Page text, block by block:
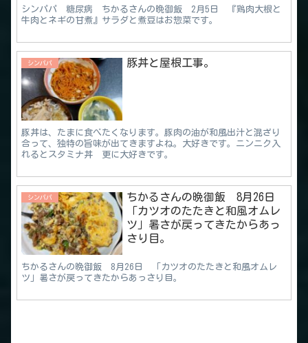
シンパパ 糖尿病 ちかるさんの晩御飯 2月5日 『鶏肉大根と
牛肉とネギの甘煮』サラダと煮豆はお惣菜です。
シンパパ 豚丼と屋根工事。
豚丼は、たまに食べたくなります。豚肉の油が和風出汁と混ざり
合って、独特の旨味が出てきますよね。大好きです。ニンニク入
れるとスタミナ丼 更に大好きです。
シンパパ
ちかるさんの晩御飯 8月26日
「カツオのたたきと和風オムレ
ツ」暑さが戻ってきたからあっ
さり目。
ちかるさんの晩御飯 8月26日 「カツオのたたきと和風オムレ
ツ」暑さが戻ってきたからあっさり目。